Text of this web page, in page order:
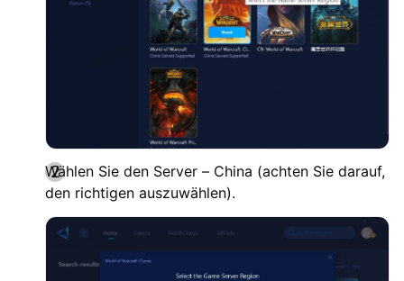
Wählen Sie den Server – China (achten Sie darauf,
den richtigen auszuwählen).